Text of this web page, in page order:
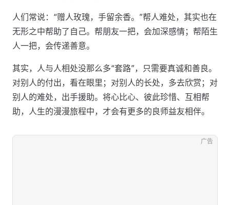
人们常说：“赠人玫瑰，手留余香。”帮人难处，其实也在
无形之中帮助了自己。帮朋友一把，会加深感情；帮陌生
人一把，会传递善意。
其实，人与人相处没那么多“套路”，只需要真诚和善良。
对别人的付出，看在眼里；对别人的长处，多去欣赏；对
别人的难处，出手援助。将心比心、彼此珍惜、互相帮
助，人生的漫漫旅程中，才会有更多的良师益友相伴。
广告